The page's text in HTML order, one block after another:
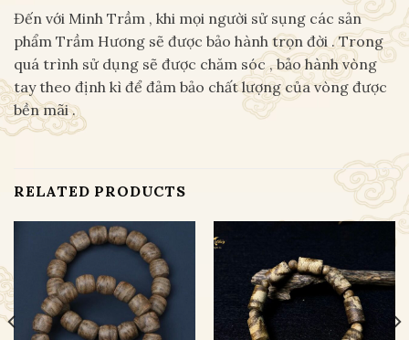
Đến với Minh Trầm , khi mọi người sử sụng các sản
phẩm Trầm Hương sẽ được bảo hành trọn đời . Trong
quá trình sử dụng sẽ được chăm sóc , bảo hành vòng
tay theo định kì để đảm bảo chất lượng của vòng được
bền mãi .
RELATED PRODUCTS